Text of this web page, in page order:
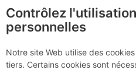
Annie qui
Contrôlez
personnelles
Notre site Web utilise des
tiers. Certains cookies sont